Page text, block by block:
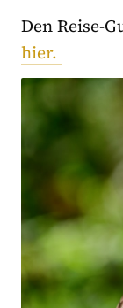
Den Reise-
hier.